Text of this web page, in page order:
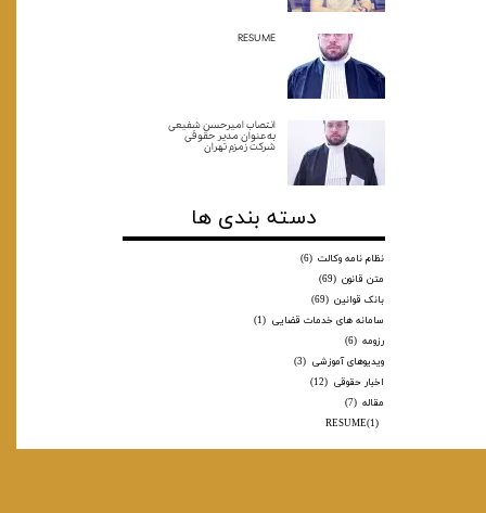
RESUME
انتصاب امیرحسن شفیعی
به‌عنوان مدیر حقوقی
شرکت زمزم تهران
دسته بندی ها
نظام نامه وکالت (6)
متن قانون (69)
بانک قوانین (69)
سامانه های خدمات قضایی (1)
رزومه (6)
ویدیوهای آموزشی (3)
اخبار حقوقی (12)
مقاله (7)
RESUME(1)